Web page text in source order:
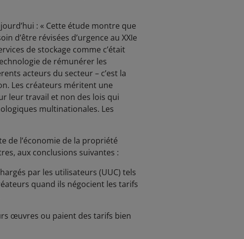
: « Cette étude montre que
d’être révisées d’urgence au XXIe
de stockage comme c’était
de rémunérer les
acteurs du secteur – c’est la
Les créateurs méritent une
leur travail et non des lois qui
multinationales. Les
de l’économie de la propriété
aux conclusions suivantes :
par les utilisateurs (UUC) tels
quand ils négocient les tarifs
œuvres ou paient des tarifs bien